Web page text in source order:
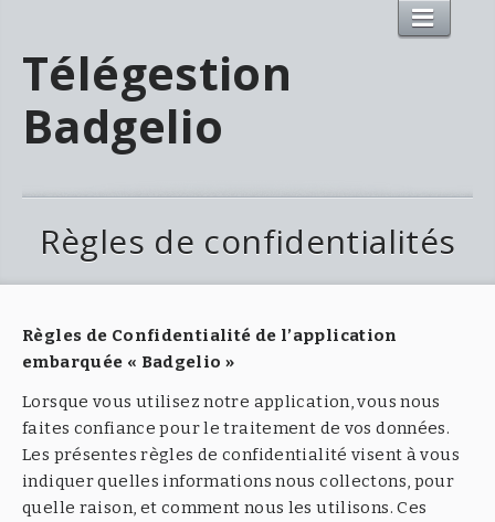
Télégestion
Badgelio
Règles de confidentialités
Règles de Confidentialité de l’application
embarquée « Badgelio »
Lorsque vous utilisez notre application, vous nous
faites confiance pour le traitement de vos données.
Les présentes règles de confidentialité visent à vous
indiquer quelles informations nous collectons, pour
quelle raison, et comment nous les utilisons. Ces